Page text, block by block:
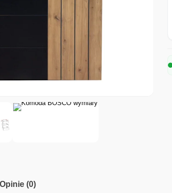
Opinie (0)